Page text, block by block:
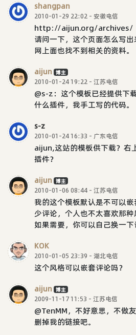
shangpan
2010-01-29 22:02 - 安徽电信
http://aijun.org/archives/
请问一下，这个页面怎么写
网上面也找不到相关的资料。
aijun 博主
2010-01-24 19:22 - 江苏电信
@s-z：这个模板已经提供下
什么插件，我手工写的代码。
s-z
2010-01-24 16:33 - 广东电信
aijun,这站的模板供下载？右
插件？
aijun 博主
2010-01-06 08:44 - 江苏电信
我的这个模板默认是不可以
少评论，个人也不太喜欢那种
如果需要，你可以自己换一下
KOK
2010-01-05 23:39 - 湖北电信
这个风格可以嵌套评论吗？
aijun 博主
2009-11-17 11:53 - 江苏电信
@TenMM，不好意思，不做
删掉我的链接吧。